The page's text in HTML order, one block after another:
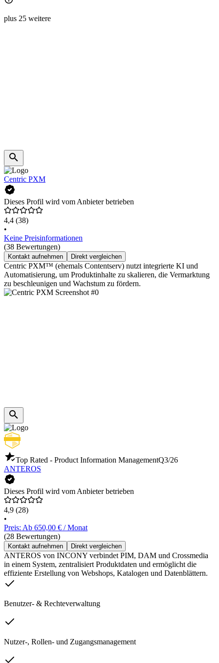
plus 25 weitere
Centric PXM
Dieses Profil wird vom Anbieter betrieben
4,4 (38)
•
Keine Preisinformationen
(38 Bewertungen)
Kontakt aufnehmen Direkt vergleichen
Centric PXM™ (ehemals Contentserv) nutzt integrierte KI und
Automatisierung, um Produktinhalte zu skalieren, die Vermarktung
zu beschleunigen und Wachstum zu fördern.
Top Rated - Product Information ManagementQ3/26
ANTEROS
Dieses Profil wird vom Anbieter betrieben
4,9 (28)
•
Preis: Ab 650,00 € / Monat
(28 Bewertungen)
Kontakt aufnehmen Direkt vergleichen
ANTEROS von INCONY verbindet PIM, DAM und Crossmedia
in einem System, zentralisiert Produktdaten und ermöglicht die
effiziente Erstellung von Webshops, Katalogen und Datenblättern.
Benutzer- & Rechteverwaltung
Nutzer-, Rollen- und Zugangsmanagement